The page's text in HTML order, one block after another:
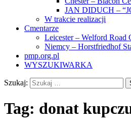
JAN DIDUCH –
W trakcie realizacji
Cmentarze
Leicester – Welford Road
Niemcy – Horstfriedhof
pmp.org.pl
WYSZUKIWARKA
Szukaj:
Tag: donat